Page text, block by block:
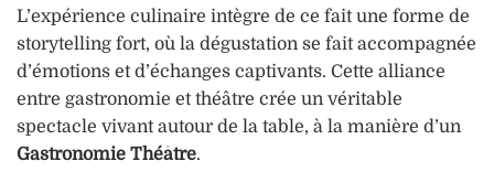
L’expérience culinaire intègre de ce fait une forme de
storytelling fort, où la dégustation se fait accompagnée
d’émotions et d’échanges captivants. Cette alliance
entre gastronomie et théâtre crée un véritable
spectacle vivant autour de la table, à la manière d’un
Gastronomie Théâtre.